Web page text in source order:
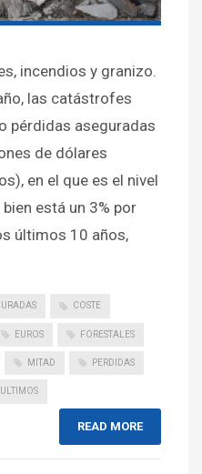
incendios y granizo.
las catástrofes
pérdidas aseguradas
de dólares
en el que es el nivel
está un 3% por
últimos 10 años,
COSTE
EUROS FORESTALES
MITAD PERDIDAS
ULTIMOS
READ MORE